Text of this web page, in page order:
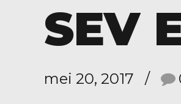
SEV
mei 20, 2017